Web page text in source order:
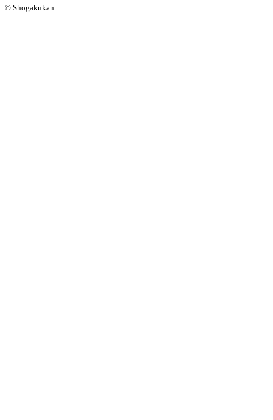
© Shogakukan